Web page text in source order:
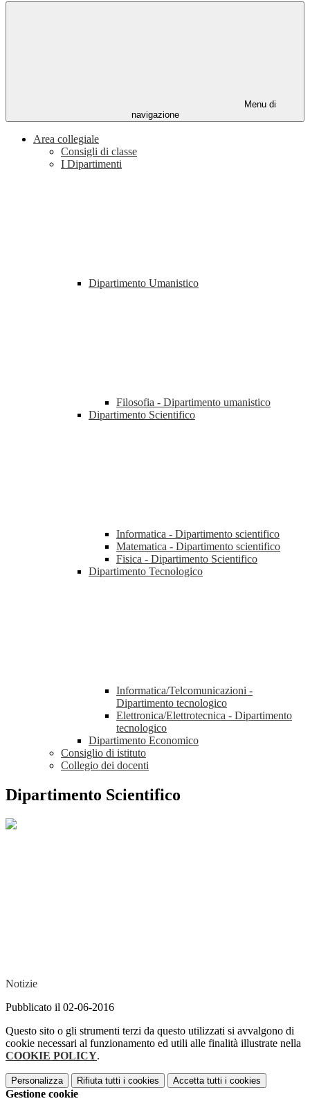
Menu di
navigazione
Area collegiale
Consigli di classe
I Dipartimenti
Dipartimento Umanistico
Filosofia - Dipartimento umanistico
Dipartimento Scientifico
Informatica - Dipartimento scientifico
Matematica - Dipartimento scientifico
Fisica - Dipartimento Scientifico
Dipartimento Tecnologico
Informatica/Telcomunicazioni -
Dipartimento tecnologico
Elettronica/Elettrotecnica - Dipartimento
tecnologico
Dipartimento Economico
Consiglio di istituto
Collegio dei docenti
Dipartimento Scientifico
Notizie
Pubblicato il 02-06-2016
Questo sito o gli strumenti terzi da questo utilizzati si avvalgono di
cookie necessari al funzionamento ed utili alle finalità illustrate nella
COOKIE POLICY.
Personalizza Rifiuta tutti i cookies Accetta tutti i cookies
Gestione cookie